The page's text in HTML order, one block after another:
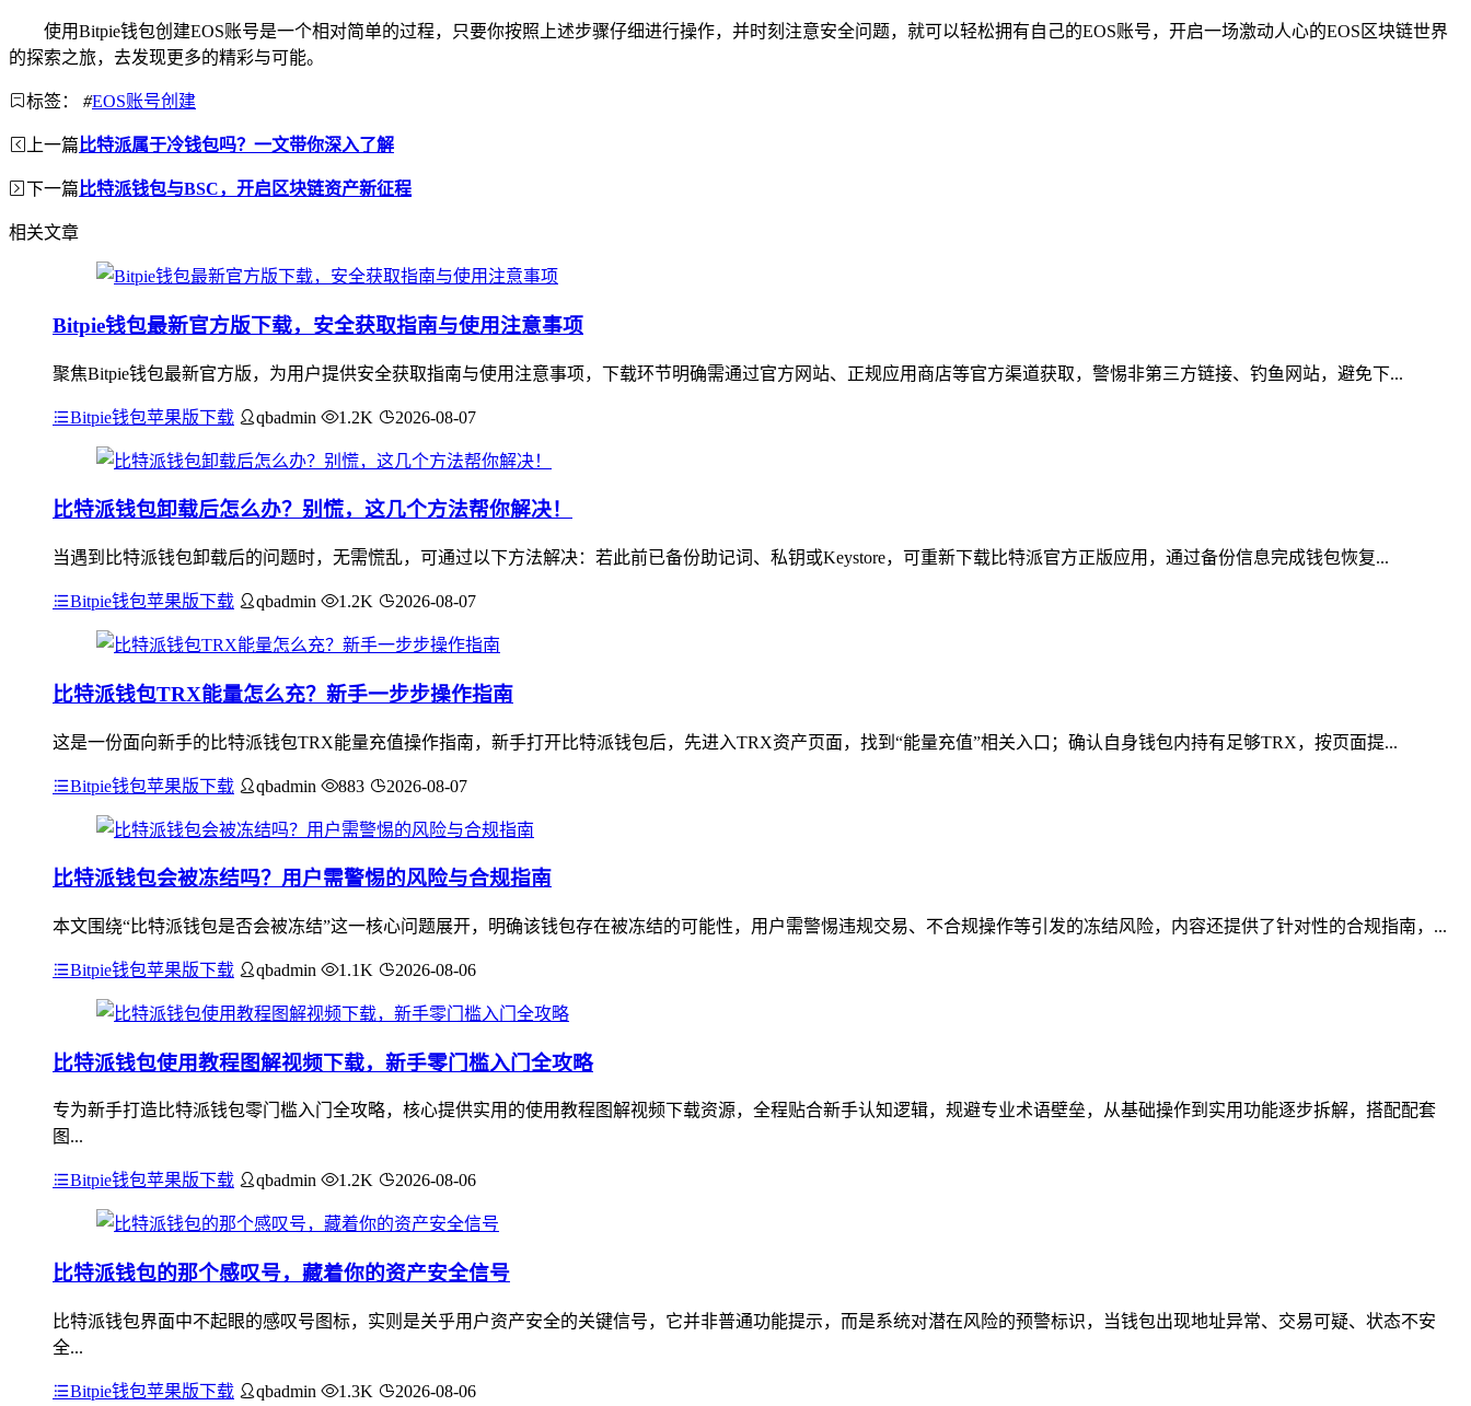
使用Bitpie钱包创建EOS账号是一个相对简单的过程，只要你按照上述步骤仔细进行操作，并时刻注意安全问题，就可以轻松拥有自己的EOS账号，开启一场激动人心的EOS区块链世界
的探索之旅，去发现更多的精彩与可能。
标签： #EOS账号创建
上一篇 比特派属于冷钱包吗？一文带你深入了解
下一篇 比特派钱包与BSC，开启区块链资产新征程
相关文章
Bitpie钱包最新官方版下载，安全获取指南与使用注意事项
聚焦Bitpie钱包最新官方版，为用户提供安全获取指南与使用注意事项，下载环节明确需通过官方网站、正规应用商店等官方渠道获取，警惕非第三方链接、钓鱼网站，避免下...
Bitpie钱包苹果版下载 qbadmin 1.2K 2026-08-07
比特派钱包卸载后怎么办？别慌，这几个方法帮你解决！
当遇到比特派钱包卸载后的问题时，无需慌乱，可通过以下方法解决：若此前已备份助记词、私钥或Keystore，可重新下载比特派官方正版应用，通过备份信息完成钱包恢复...
Bitpie钱包苹果版下载 qbadmin 1.2K 2026-08-07
比特派钱包TRX能量怎么充？新手一步步操作指南
这是一份面向新手的比特派钱包TRX能量充值操作指南，新手打开比特派钱包后，先进入TRX资产页面，找到“能量充值”相关入口；确认自身钱包内持有足够TRX，按页面提...
Bitpie钱包苹果版下载 qbadmin 883 2026-08-07
比特派钱包会被冻结吗？用户需警惕的风险与合规指南
本文围绕“比特派钱包是否会被冻结”这一核心问题展开，明确该钱包存在被冻结的可能性，用户需警惕违规交易、不合规操作等引发的冻结风险，内容还提供了针对性的合规指南，...
Bitpie钱包苹果版下载 qbadmin 1.1K 2026-08-06
比特派钱包使用教程图解视频下载，新手零门槛入门全攻略
专为新手打造比特派钱包零门槛入门全攻略，核心提供实用的使用教程图解视频下载资源，全程贴合新手认知逻辑，规避专业术语壁垒，从基础操作到实用功能逐步拆解，搭配配套
图...
Bitpie钱包苹果版下载 qbadmin 1.2K 2026-08-06
比特派钱包的那个感叹号，藏着你的资产安全信号
比特派钱包界面中不起眼的感叹号图标，实则是关乎用户资产安全的关键信号，它并非普通功能提示，而是系统对潜在风险的预警标识，当钱包出现地址异常、交易可疑、状态不安
全...
Bitpie钱包苹果版下载 qbadmin 1.3K 2026-08-06